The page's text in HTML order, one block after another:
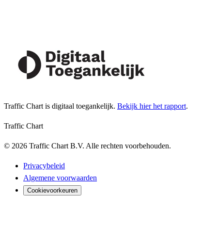
Traffic Chart is digitaal toegankelijk. Bekijk hier het rapport.
Traffic Chart
© 2026 Traffic Chart B.V. Alle rechten voorbehouden.
Privacybeleid
Algemene voorwaarden
Cookievoorkeuren